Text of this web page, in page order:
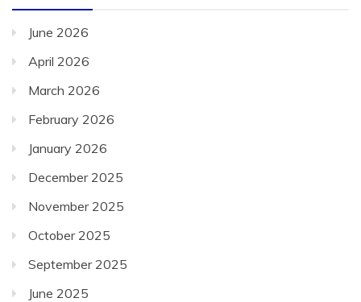
June 2026
April 2026
March 2026
February 2026
January 2026
December 2025
November 2025
October 2025
September 2025
June 2025